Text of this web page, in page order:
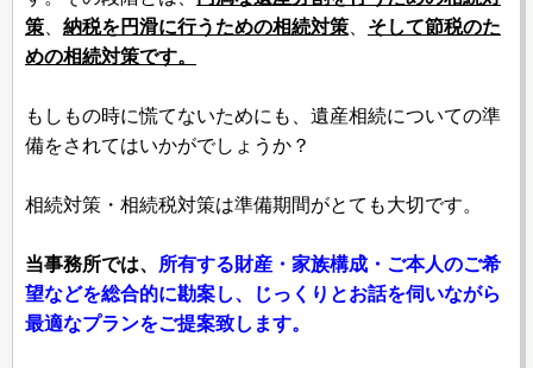
策
納税を円滑に行うための相続対策
そして節税のた
めの相続対策です。
もしもの時に慌てないためにも、遺産相続についての準
備をされてはいかがでしょうか？
相続対策・相続税対策は準備期間がとても大切です。
当事務所では、 所有する財産・家族構成・ご本人のご希
望などを総合的に勘案し、じっくりとお話を伺いながら
最適なプランをご提案致します。